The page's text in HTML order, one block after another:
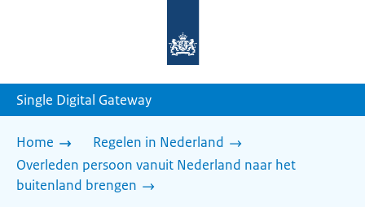
homepage
Single Digital Gateway
Home
Regelen in Nederland
Overleden persoon vanuit Nederland naar het
buitenland brengen